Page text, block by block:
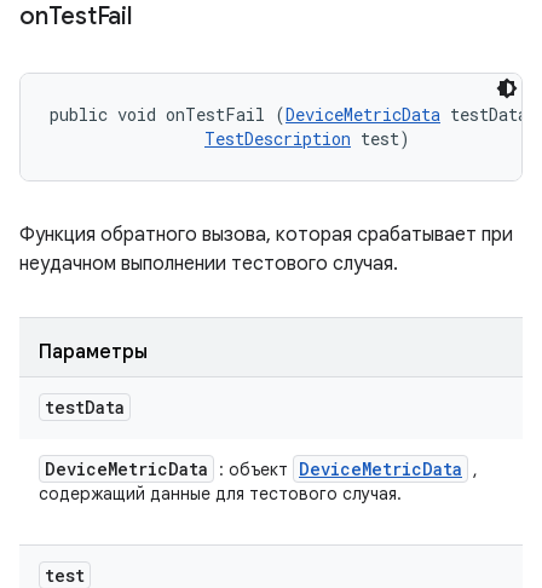
onTestFail
public void onTestFail (DeviceMetricData
TestDescription test)
Функция обратного вызова, которая срабатывает при
неудачном выполнении тестового случая.
Параметры
testData
DeviceMetricData : объект DeviceMetricData
,
содержащий данные для тестового случая.
test